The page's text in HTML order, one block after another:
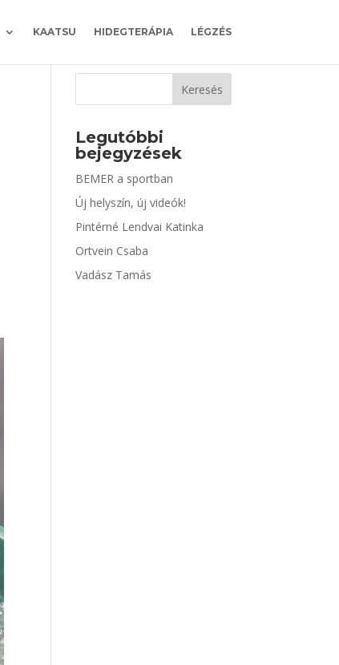
KAATSU HIDEGTERÁPIA LÉGZÉS
Keresés
Legutóbbi
bejegyzések
BEMER a sportban
Új helyszín, új videók!
Pintérné Lendvai Katinka
Ortvein Csaba
Vadász Tamás